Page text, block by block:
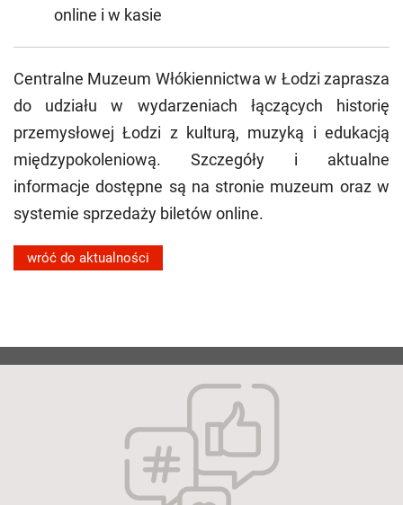
online i w kasie
Centralne Muzeum Włókiennictwa w Łodzi zaprasza
do udziału w wydarzeniach łączących historię
przemysłowej Łodzi z kulturą, muzyką i edukacją
międzypokoleniową. Szczegóły i aktualne
informacje dostępne są na stronie muzeum oraz w
systemie sprzedaży biletów online.
wróć do aktualności